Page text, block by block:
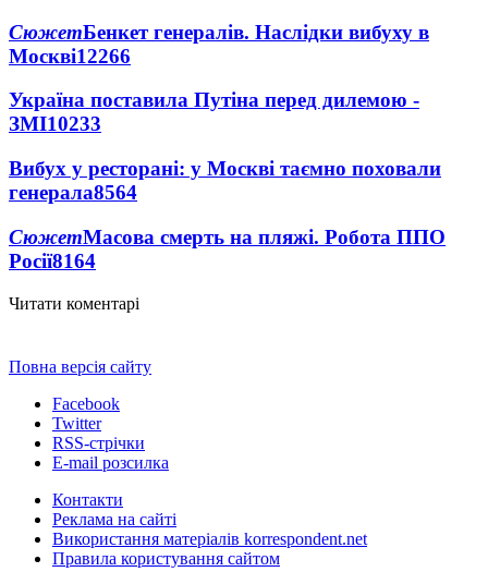
СюжетБенкет генералів. Наслідки вибуху в
Москві12266
Україна поставила Путіна перед дилемою -
ЗМІ10233
Вибух у ресторані: у Москві таємно поховали
генерала8564
СюжетМасова смерть на пляжі. Робота ППО
Росії8164
Читати коментарі
Повна версія сайту
Facebook
Twitter
RSS-стрічки
E-mail розсилка
Контакти
Реклама на сайті
Використання матеріалів korrespondent.net
Правила користування сайтом